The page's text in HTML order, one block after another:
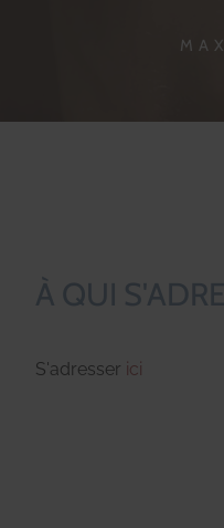
À QUI
S'adresser ici